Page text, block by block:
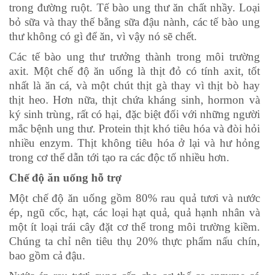
trong đường ruột. Tế bào ung thư ăn chất nhầy. Loại
bỏ sữa và thay thế bằng sữa đậu nành, các tế bào ung
thư không có gì để ăn, vì vậy nó sẽ chết.
Các tế bào ung thư trưởng thành trong môi trường
axit. Một chế độ ăn uống là thịt đỏ có tính axit, tốt
nhất là ăn cá, và một chút thịt gà thay vì thịt bò hay
thịt heo. Hơn nữa, thịt chứa kháng sinh, hormon và
ký sinh trùng, rất có hại, đặc biệt đối với những người
mắc bệnh ung thư. Protein thịt khó tiêu hóa và đòi hỏi
nhiều enzym. Thịt không tiêu hóa ở lại và hư hỏng
trong cơ thể dẫn tới tạo ra các độc tố nhiều hơn.
Chế độ ăn uống hỗ trợ
Một chế độ ăn uống gồm 80% rau quả tươi và nước
ép, ngũ cốc, hạt, các loại hạt quả, quả hạnh nhân và
một ít loại trái cây đặt cơ thể trong môi trường kiềm.
Chúng ta chỉ nên tiêu thụ 20% thực phẩm nấu chín,
bao gồm cả đậu.